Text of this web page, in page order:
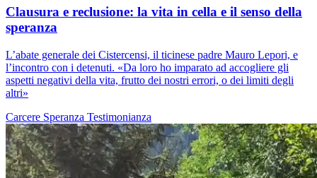
Clausura e reclusione: la vita in cella e il senso della
speranza
L’abate generale dei Cistercensi, il ticinese padre Mauro Lepori, e
l’incontro con i detenuti. «Da loro ho imparato ad accogliere gli
aspetti negativi della vita, frutto dei nostri errori, o dei limiti degli
altri»
Carcere Speranza Testimonianza